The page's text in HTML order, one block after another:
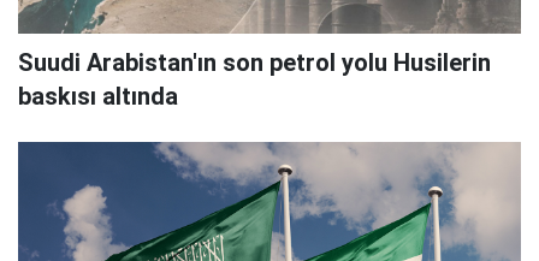
Suudi Arabistan'ın son petrol yolu Husilerin
baskısı altında